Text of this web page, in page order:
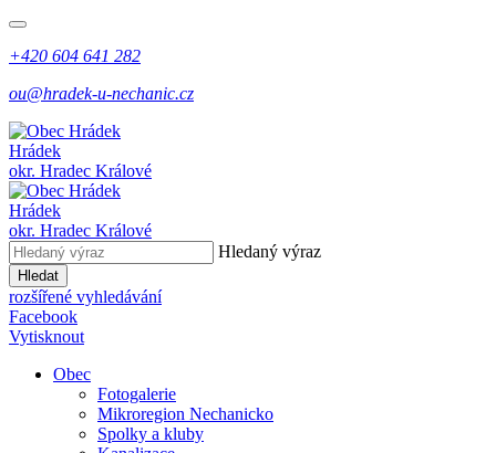
+420 604 641 282
ou@hradek-u-nechanic.cz
Hrádek
okr. Hradec Králové
Hrádek
okr. Hradec Králové
Hledaný výraz
Hledat
rozšířené vyhledávání
Facebook
Vytisknout
Obec
Fotogalerie
Mikroregion Nechanicko
Spolky a kluby